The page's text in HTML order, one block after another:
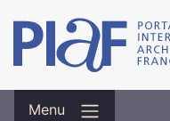
Menu